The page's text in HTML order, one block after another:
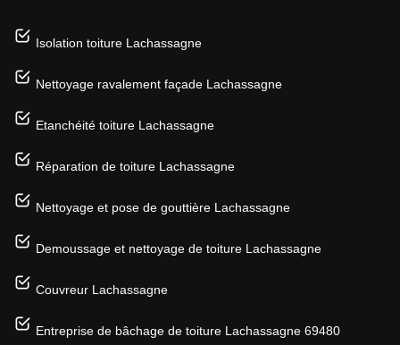
Isolation toiture Lachassagne
Nettoyage ravalement façade Lachassagne
Etanchéité toiture Lachassagne
Réparation de toiture Lachassagne
Nettoyage et pose de gouttière Lachassagne
Demoussage et nettoyage de toiture Lachassagne
Couvreur Lachassagne
Entreprise de bâchage de toiture Lachassagne 69480